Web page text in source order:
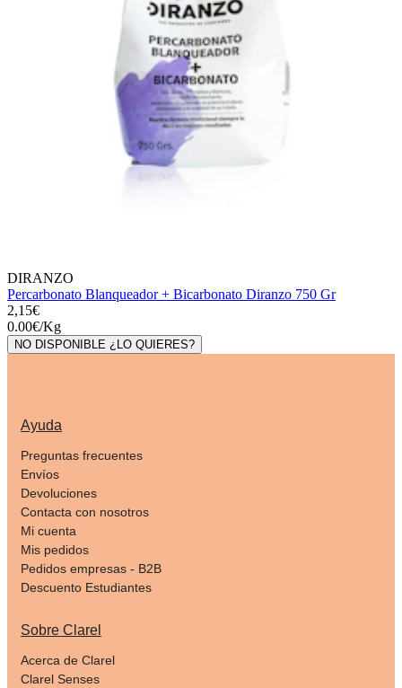
DIRANZO
Percarbonato Blanqueador + Bicarbonato Diranzo 750 Gr
2,15€
0.00€/Kg
NO DISPONIBLE ¿LO QUIERES?
Ayuda
Preguntas frecuentes
Envíos
Devoluciones
Contacta con nosotros
Mi cuenta
Mis pedidos
Pedidos empresas - B2B
Descuento Estudiantes
Sobre Clarel
Acerca de Clarel
Clarel Senses